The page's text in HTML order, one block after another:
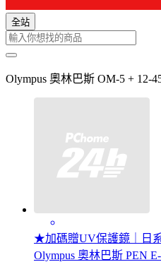
全站
Olympus 奧林巴斯 OM-5 + 12-
★加碼贈UV保護鏡｜日
Olympus 奧林巴斯 PEN